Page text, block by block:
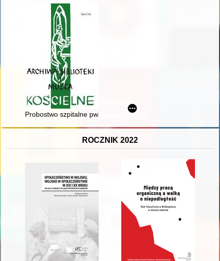
Probostwo szpitalne pw. św. Hieronima w Kobryniu w świetle
ROCZNIK 2022